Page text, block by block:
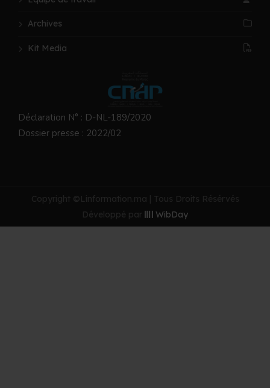
Archives
Kit Media
Déclaration N° : D-NL-189/2020
Dossier presse : 2022/02
Copyright ©Linformation.ma | Tous Droits Résérvés
Développé par
WibDay